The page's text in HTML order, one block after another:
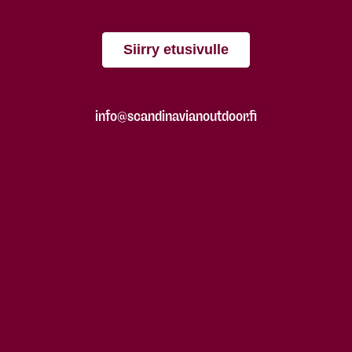
Siirry etusivulle
info@scandinavianoutdoor.fi